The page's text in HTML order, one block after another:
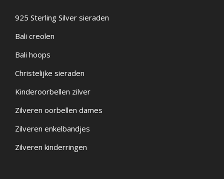
925 Sterling Silver sieraden
Bali creolen
Bali hoops
Christelijke sieraden
Kinderoorbellen zilver
Zilveren oorbellen dames
Zilveren enkelbandjes
Zilveren kinderringen